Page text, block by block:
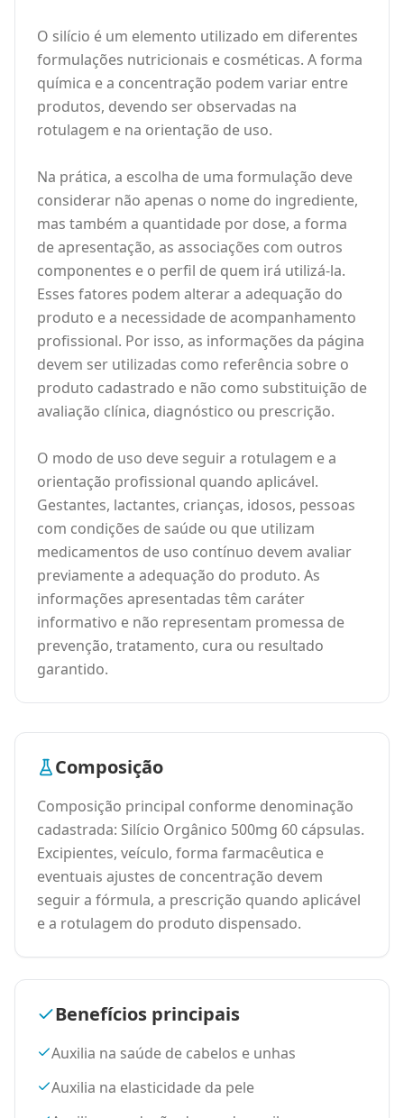
O silício é um elemento utilizado em diferentes
formulações nutricionais e cosméticas. A forma
química e a concentração podem variar entre
produtos, devendo ser observadas na
rotulagem e na orientação de uso.
Na prática, a escolha de uma formulação deve
considerar não apenas o nome do ingrediente,
mas também a quantidade por dose, a forma
de apresentação, as associações com outros
componentes e o perfil de quem irá utilizá-la.
Esses fatores podem alterar a adequação do
produto e a necessidade de acompanhamento
profissional. Por isso, as informações da página
devem ser utilizadas como referência sobre o
produto cadastrado e não como substituição de
avaliação clínica, diagnóstico ou prescrição.
O modo de uso deve seguir a rotulagem e a
orientação profissional quando aplicável.
Gestantes, lactantes, crianças, idosos, pessoas
com condições de saúde ou que utilizam
medicamentos de uso contínuo devem avaliar
previamente a adequação do produto. As
informações apresentadas têm caráter
informativo e não representam promessa de
prevenção, tratamento, cura ou resultado
garantido.
Composição
Composição principal conforme denominação
cadastrada: Silício Orgânico 500mg 60 cápsulas.
Excipientes, veículo, forma farmacêutica e
eventuais ajustes de concentração devem
seguir a fórmula, a prescrição quando aplicável
e a rotulagem do produto dispensado.
Benefícios principais
Auxilia na saúde de cabelos e unhas
Auxilia na elasticidade da pele